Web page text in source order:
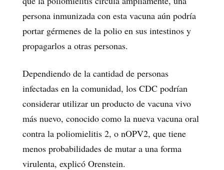
persona inmunizada con esta vacuna aún podría
portar gérmenes de la polio en sus intestinos y
propagarlos a otras personas.
Dependiendo de la cantidad de personas
infectadas en la comunidad, los CDC podrían
considerar utilizar un producto de vacuna vivo
más nuevo, conocido como la nueva vacuna oral
contra la poliomielitis 2, o nOPV2, que tiene
menos probabilidades de mutar a una forma
virulenta, explicó Orenstein.